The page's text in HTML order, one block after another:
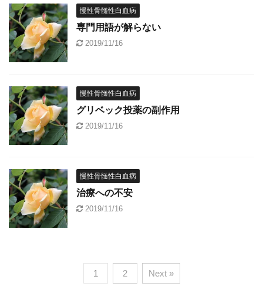
慢性骨髄性白血病
専門用語が解らない
2019/11/16
慢性骨髄性白血病
グリベック投薬の副作用
2019/11/16
慢性骨髄性白血病
治療への不安
2019/11/16
1 2 Next »